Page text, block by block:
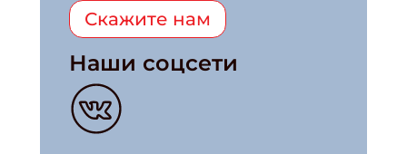
Скажите нам
Наши соцсети